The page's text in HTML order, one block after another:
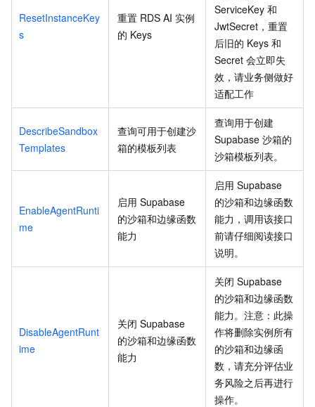
ResetInstanceKey
s
重置 RDS AI 实例
的 Keys
ServiceKey 和
JwtSecret，重置
后旧的 Keys 和
Secret 会立即失
效，请业务侧做好
适配工作
DescribeSandbox
Templates
查询可用于创建沙
箱的模板列表
查询用于创建
Supabase 沙箱的
沙箱模板列表。
EnableAgentRunti
me
启用 Supabase
的沙箱和边缘函数
能力
启用 Supabase
的沙箱和边缘函数
能力，调用该接口
前请仔细阅读接口
说明。
DisableAgentRunt
ime
关闭 Supabase
的沙箱和边缘函数
能力
关闭 Supabase
的沙箱和边缘函数
能力。注意：此操
作将删除实例所有
的沙箱和边缘函
数，请充分评估业
务风险之后再进行
操作。